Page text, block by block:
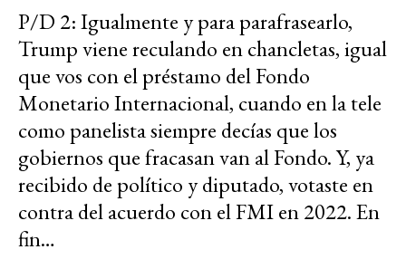
P/D 2: Igualmente y para parafrasearlo,
Trump viene reculando en chancletas, igual
que vos con el préstamo del Fondo
Monetario Internacional, cuando en la tele
como panelista siempre decías que los
gobiernos que fracasan van al Fondo. Y, ya
recibido de político y diputado, votaste en
contra del acuerdo con el FMI en 2022. En
fin…